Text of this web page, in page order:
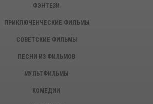
ФЭНТЕЗИ
ПРИКЛЮЧЕНЧЕСКИЕ ФИЛЬМЫ
СОВЕТСКИЕ ФИЛЬМЫ
ПЕСНИ ИЗ ФИЛЬМОВ
МУЛЬТФИЛЬМЫ
КОМЕДИИ